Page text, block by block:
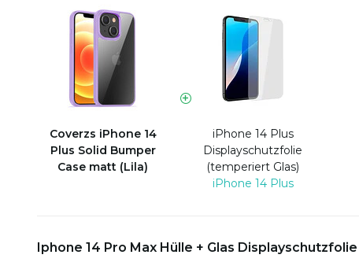
Coverzs iPhone 14
Plus Solid Bumper
Case matt (Lila)
iPhone 14 Plus
Displayschutzfolie
(temperiert Glas)
iPhone 14 Plus
Iphone 14 Pro Max Hülle + Glas Displayschutzfolie